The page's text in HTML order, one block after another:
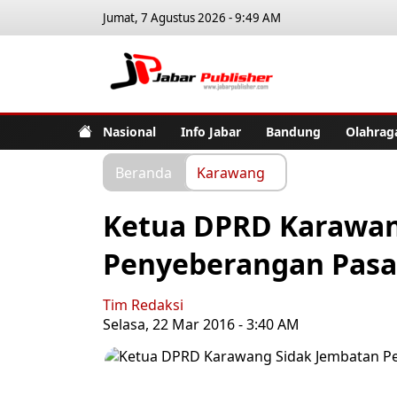
Jumat, 7 Agustus 2026 - 9:49 AM
Nasional Info Jabar Bandung
Beranda Karawang
Ketua DPRD
Penyeberangan
Tim Redaksi
Selasa, 22 Mar 2016 - 3:40 AM